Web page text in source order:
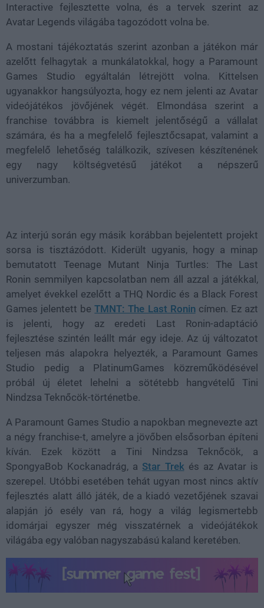
Interactive fejlesztette volna, és a tervek szerint az
Avatar Legends világába tagozódott volna be.
A mostani tájékoztatás szerint azonban a játékon már
azelőtt felhagytak a munkálatokkal, hogy a Paramount
Games Studio egyáltalán létrejött volna. Kittelsen
ugyanakkor hangsúlyozta, hogy ez nem jelenti az Avatar
videójátékos jövőjének végét. Elmondása szerint a
franchise továbbra is kiemelt jelentőségű a vállalat
számára, és ha a megfelelő fejlesztőcsapat, valamint a
megfelelő lehetőség találkozik, szívesen készítenének
egy nagy költségvetésű játékot a népszerű
univerzumban.
Az interjú során egy másik korábban bejelentett projekt
sorsa is tisztázódott. Kiderült ugyanis, hogy a minap
bemutatott Teenage Mutant Ninja Turtles: The Last
Ronin semmilyen kapcsolatban nem áll azzal a játékkal,
amelyet évekkel ezelőtt a THQ Nordic és a Black Forest
Games jelentett beTMNT: The Last Ronincímen. Ez azt
is jelenti, hogy az eredeti Last Ronin-adaptáció
fejlesztése szintén leállt már egy ideje. Az új változatot
teljesen más alapokra helyezték, a Paramount Games
Studio pedig a PlatinumGames közreműködésével
próbál új életet lehelni a sötétebb hangvételű Tini
Nindzsa Teknőcök-történetbe.
A Paramount Games Studio a napokban megnevezte azt
a négy franchise-t, amelyre a jövőben elsősorban építeni
kíván. Ezek között a Tini Nindzsa Teknőcök, a
SpongyaBob Kockanadrág, a Star Trek és az Avatar is
szerepel. Utóbbi esetében tehát ugyan most nincs aktív
fejlesztés alatt álló játék, de a kiadó vezetőjének szavai
alapján jó esély van rá, hogy a világ legismertebb
idomárjai egyszer még visszatérnek a videójátékok
világába egy valóban nagyszabású kaland keretében.